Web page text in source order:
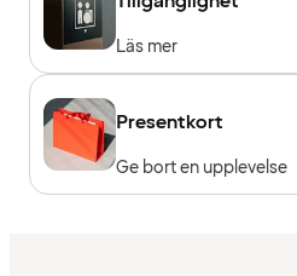
Läs mer
Presentkort
Ge bort en upplevelse